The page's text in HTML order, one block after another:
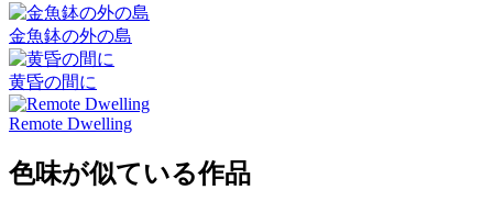
金魚鉢の外の島
黄昏の間に
Remote Dwelling
色味が似ている作品